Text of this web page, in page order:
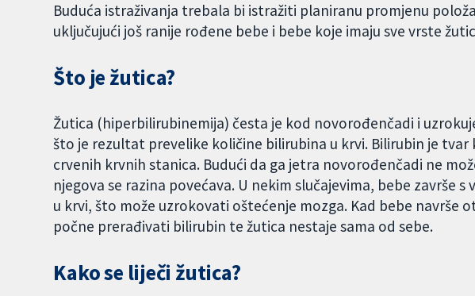
Buduća istraživanja trebala bi istražiti planiranu promjenu
uključujući još ranije rođene bebe i bebe koje imaju sve vrste
Što je žutica?
Žutica (hiperbilirubinemija) česta je kod novorođenčadi i
što je rezultat prevelike količine bilirubina u krvi. Bilirubin je
crvenih krvnih stanica. Budući da ga jetra novorođenčadi ne
njegova se razina povećava. U nekim slučajevima, bebe završe
u krvi, što može uzrokovati oštećenje mozga. Kad bebe navrše
počne prerađivati bilirubin te žutica nestaje sama od sebe.
Kako se liječi žutica?